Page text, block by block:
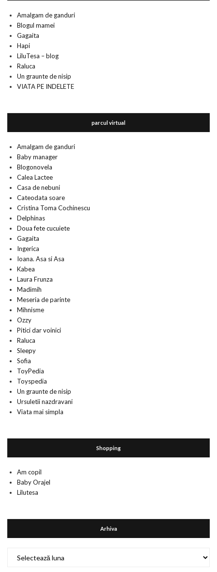
Amalgam de ganduri
Blogul mamei
Gagaita
Hapi
LiluTesa – blog
Raluca
Un graunte de nisip
VIATA PE INDELETE
parcul virtual
Amalgam de ganduri
Baby manager
Blogonovela
Calea Lactee
Casa de nebuni
Cateodata soare
Cristina Toma Cochinescu
Delphinas
Doua fete cucuiete
Gagaita
Ingerica
Ioana. Asa si Asa
Kabea
Laura Frunza
Madimih
Meseria de parinte
Mihnisme
Ozzy
Pitici dar voinici
Raluca
Sleepy
Sofia
ToyPedia
Toyspedia
Un graunte de nisip
Ursuletii nazdravani
Viata mai simpla
Shopping
Am copil
Baby Orajel
Lilutesa
Arhiva